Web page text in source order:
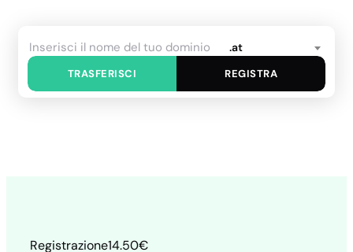
.at
TRASFERISCI REGISTRA
Registrazione14.50€